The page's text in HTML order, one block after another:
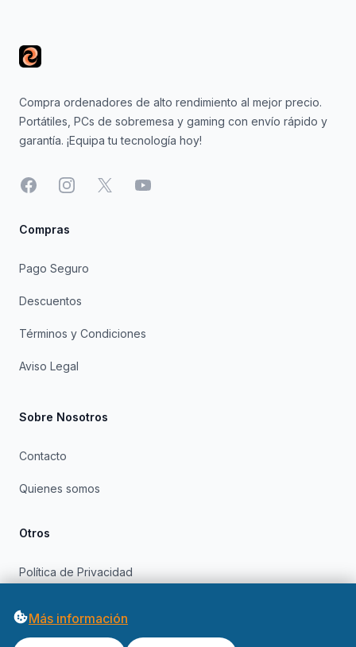
Compra ordenadores de alto rendimiento al mejor precio.
Portátiles, PCs de sobremesa y gaming con envío rápido y
garantía. ¡Equipa tu tecnología hoy!
FacebookInstagram
X YouTube
Compras
Pago Seguro
Descuentos
Términos y Condiciones
Aviso Legal
Sobre Nosotros
Contacto
Quienes somos
Otros
Política de Privacidad
Más información